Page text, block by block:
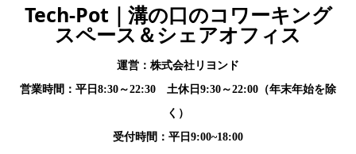
Tech-Pot｜溝の口のコワーキング
スペース＆シェアオフィス
運営：株式会社リヨンド
営業時間：平日8:30～22:30 土休日9:30～22:00（年末年始を除
く）
受付時間：平日9:00~18:00